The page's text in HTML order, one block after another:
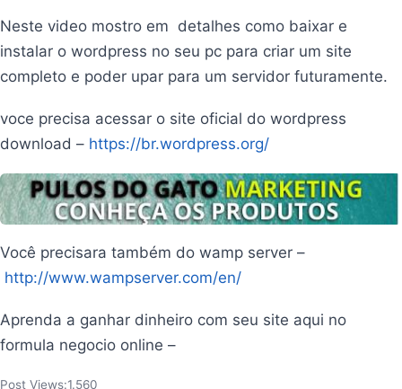
Neste video mostro em detalhes como baixar e
instalar o wordpress no seu pc para criar um site
completo e poder upar para um servidor futuramente.
voce precisa acessar o site oficial do wordpress
download – https://br.wordpress.org/
Você precisara também do wamp server –
http://www.wampserver.com/en/
Aprenda a ganhar dinheiro com seu site aqui no
formula negocio online –
Post Views:1.560